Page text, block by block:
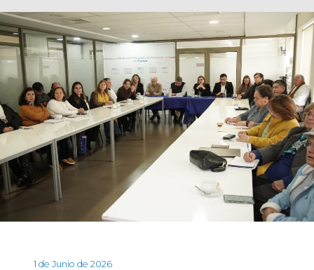
1 de Junio de 2026